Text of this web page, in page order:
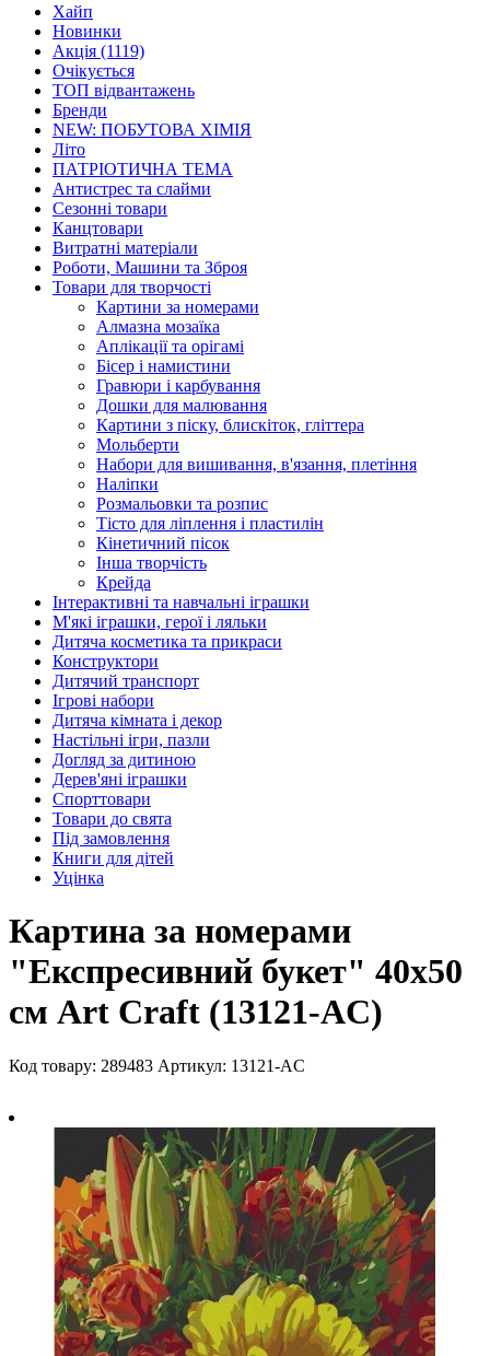
Хайп
Новинки
Акція (1119)
Очікується
ТОП відвантажень
Бренди
NEW: ПОБУТОВА ХІМІЯ
Літо
ПАТРІОТИЧНА ТЕМА
Антистрес та слайми
Сезонні товари
Канцтовари
Витратні матеріали
Роботи, Машини та Зброя
Товари для творчості
Картини за номерами
Алмазна мозаїка
Аплікації та орігамі
Бісер і намистини
Гравюри і карбування
Дошки для малювання
Картини з піску, блискіток, гліттера
Мольберти
Набори для вишивання, в'язання, плетіння
Наліпки
Розмальовки та розпис
Тісто для ліплення і пластилін
Кінетичний пісок
Інша творчість
Крейда
Інтерактивні та навчальні іграшки
М'які іграшки, герої і ляльки
Дитяча косметика та прикраси
Конструктори
Дитячий транспорт
Ігрові набори
Дитяча кімната і декор
Настільні ігри, пазли
Догляд за дитиною
Дерев'яні іграшки
Спорттовари
Товари до свята
Під замовлення
Книги для дітей
Уцінка
Картина за номерами
"Експресивний букет" 40х50
см Art Craft (13121-AC)
Код товару: 289483 Артикул: 13121-AC